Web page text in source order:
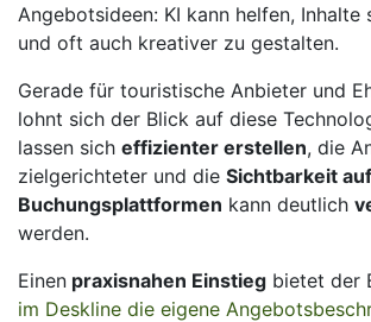
Angebotsideen: KI kann helfen, Inhalte
und oft auch kreativer zu gestalten.
Gerade für touristische Anbieter und
lohnt sich der Blick auf diese
lassen sich effizienter erstellen, die
zielgerichteter und die Sichtbarkeit auf
Buchungsplattformen kann deutlich
werden.
Einen praxisnahen Einstieg bietet der
im Deskline die eigene